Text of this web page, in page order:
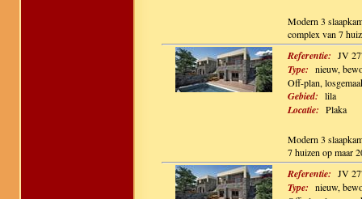
Modern 3
complex van 7
Referentie: JV
Type: nieuw,
Off-plan,
Gebied: lila
Locatie: Plaka
Modern 3
7 huizen op maar
Referentie: JV
Type: nieuw,